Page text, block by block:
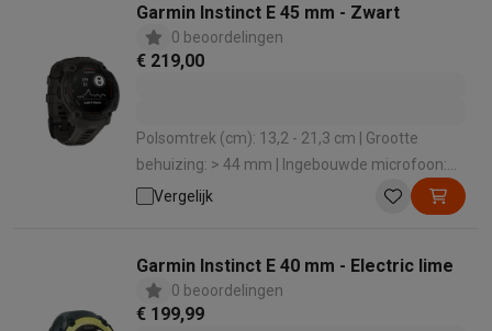
Garmin Instinct E 45 mm - Zwart
0 beoordelingen
€ 219,00
Polsomtrek (cm): 13,2 - 21,3 cm | Grootte
behuizing: > 44 mm | Ingebouwde microfoon:
Nee | Verbindingen: Bluetooth , ANT+ | Materiaal
Vergelijk
Garmin Instinct E 40 mm - Electric lime
0 beoordelingen
€ 199,99